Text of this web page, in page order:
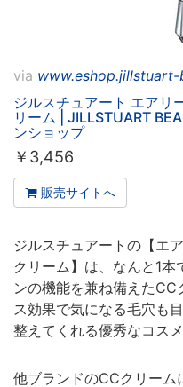
via www.eshop.jillstuart-
ジルスチュアート エアリ
リーム | JILLSTUART
ンショップ
￥ 3,456
販売サイトへ
ジルスチュアートの【エ
クリーム】は、なんと1
ンの機能を兼ね備えた
ス効果で気になる毛穴も
整えてくれる優秀なコス
他ブランドのCCクリー